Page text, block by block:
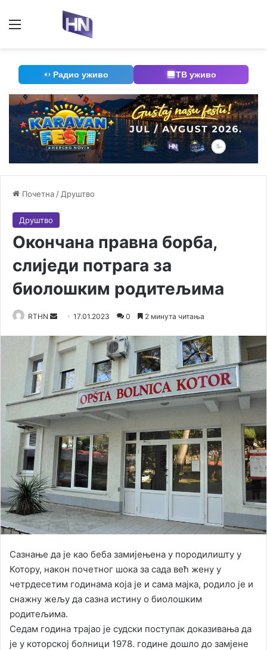
Мени
Радио уживо ТВ уживо
Почетна / Друштво
Друштво
Окончана правна борба,
слиједи потрага за
биолошким родитељима
RTHN
Send
email
17.01.2023 0 2 минута читања
Сазнање да је као беба замијењена у породилишту у
Котору, након почетног шока за сада већ жену у
четрдесетим годинама која је и сама мајка, родило је и
снажну жељу да сазна истину о биолошким
родитељима.
Седам година трајао је судски поступак доказивања да
је у которској болници 1978. године дошло до замјене